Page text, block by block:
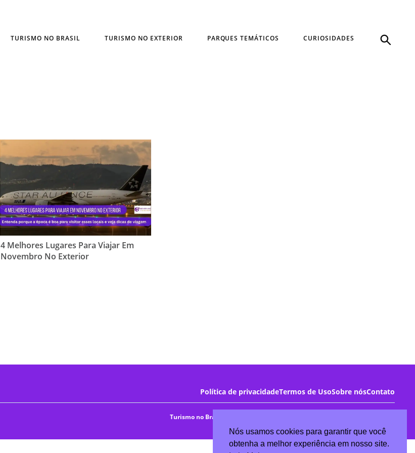
TURISMO NO BRASIL TURISMO NO EXTERIOR PARQUES TEMÁTICOS CURIOSIDADES
4 Melhores Lugares Para Viajar Em
Novembro No Exterior
Política de privacidadeTermos de UsoSobre nósContato
Turismo no Brasil
© 2026 Melhor Ano da Sua Vida - Todos os direitos reservados
Nós usamos cookies para garantir que você
obtenha a melhor experiência em nosso site.